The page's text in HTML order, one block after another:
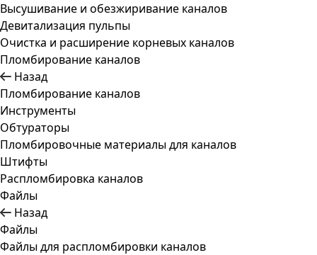
Высушивание и обезжиривание каналов
Девитализация пульпы
Очистка и расширение корневых каналов
Пломбирование каналов
Назад
Пломбирование каналов
Инструменты
Обтураторы
Пломбировочные материалы для каналов
Штифты
Распломбировка каналов
Файлы
Назад
Файлы
Файлы для распломбировки каналов